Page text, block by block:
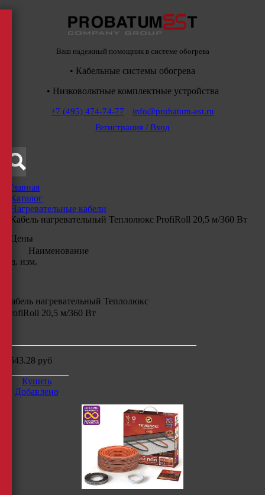
Ваш надежный помощник в системе обогрева
• Кабельные системы обогрева
• Низковольтные комплектные устройства
+7 (495) 474-74-77
info@probatum-est.ru
Регистрация / Вход
Главная
Каталог
Нагревательные кабели
Кабель нагревательный Теплолюкс ProfiRoll 20,5 м/360 Вт
Цены
Наименование
Ед. изм.
Кабель нагревательный Теплолюкс
ProfiRoll 20,5 м/360 Вт
4543.28 руб
Купить
Добавлено